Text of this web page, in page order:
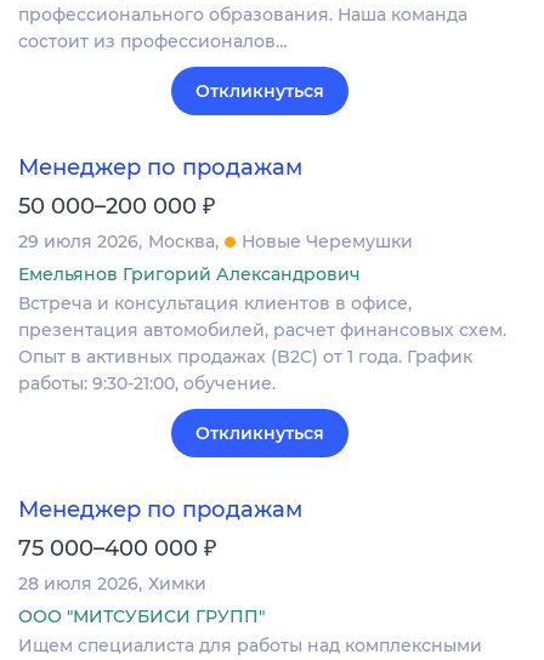
профессионального образования. Наша команда
состоит из профессионалов…
Откликнуться
Менеджер по продажам
50 000–200 000 ₽
29 июля 2026 Москва
Новые Черемушки
Емельянов Григорий Александрович
Встреча и консультация клиентов в офисе,
презентация автомобилей, расчет финансовых схем.
Опыт в активных продажах (B2C) от 1 года. График
работы: 9:30-21:00, обучение.
Откликнуться
Менеджер по продажам
75 000–400 000 ₽
28 июля 2026 Химки
ООО "МИТСУБИСИ ГРУПП"
Ищем специалиста для работы над комплексными